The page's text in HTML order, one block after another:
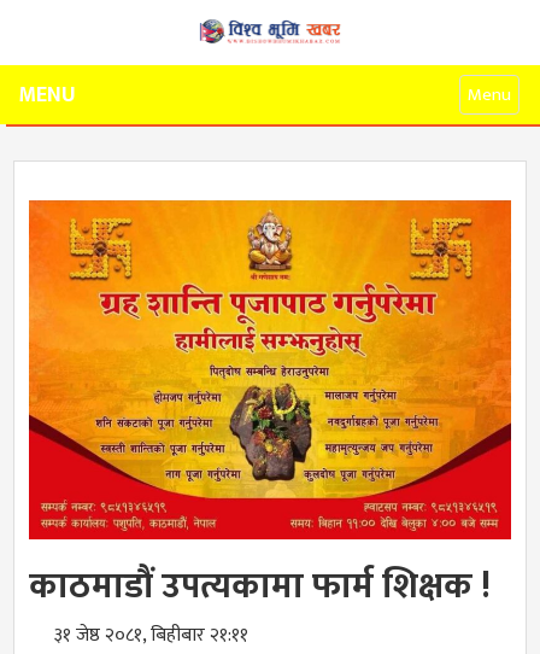
MENU Menu
काठमाडौं उपत्यकामा फार्म शिक्षक !
३१ जेष्ठ २०८१, बिहीबार २१:११